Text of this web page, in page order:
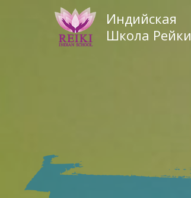
Индийская
Школа Рейки